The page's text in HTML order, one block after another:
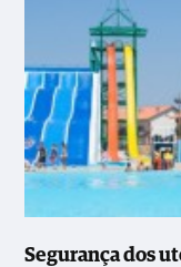
Segurança dos